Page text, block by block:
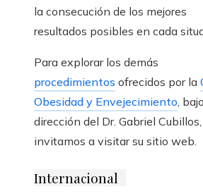
la consecución de los mejores
resultados posibles en cada
Para explorar los demás
procedimientos ofrecidos por la
Obesidad y Envejecimiento,
dirección del Dr. Gabriel
invitamos a visitar su sitio web.
Internacional